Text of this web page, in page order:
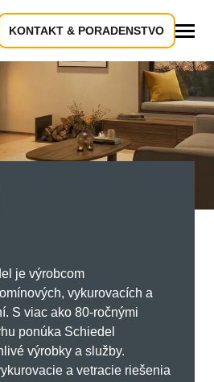
KONTAKT & PORADENSTVO
je výrobcom
vykurovacích a
S viac ako 80-ročnými
ponúka Schiedel
výrobky a služby.
a vetracie riešenia